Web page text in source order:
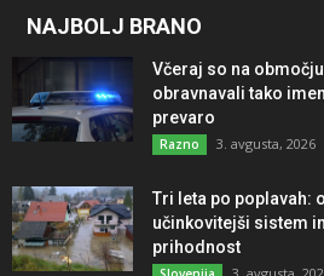
NAJBOLJ BRANO
Včeraj so na
obravnavali tako
prevaro
Razno 3. avgusta, 2026
Tri leta po poplavah:
učinkovitejši sistem
prihodnost